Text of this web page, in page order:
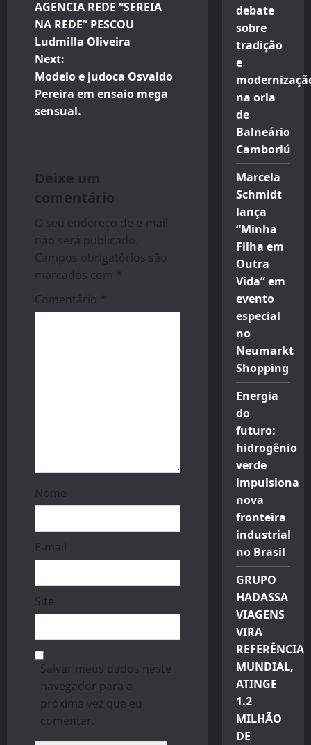
o
s
t
n
a
i
g
a
t
i
AGENCIA REDE “SEREIA
NA REDE” PESCOU
Ludmilla Oliveira
Next:
Modelo e judoca Osvaldo
Pereira em ensaio mega
sensual.
Deixe um
comentário
O seu endereço de e-mail
não será publicado.
Campos obrigatórios são
marcados com *
Comentário *
Nome
E-mail
Site
Salvar meus dados neste
navegador para a
próxima vez que eu
comentar.
debate
sobre
tradição
e
na orla
de
Balneário
Camboriú
Marcela
Schmidt
lança
“Minha
Filha em
Outra
Vida” em
evento
especial
no
Neumarkt
Shopping
Energia
do
futuro:
hidrogênio
verde
impulsiona
nova
fronteira
industrial
no Brasil
GRUPO
HADASSA
VIAGENS
VIRA
REFERÊNCIA
MUNDIAL,
ATINGE
1.2
MILHÃO
DE